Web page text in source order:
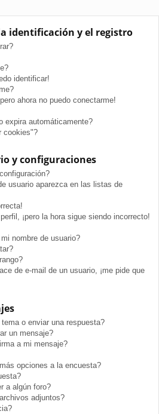
identificación y el registro
identificar!
ahora no puedo conectarme!
expira automáticamente?
cookies"?
y configuraciones
usuario aparezca en las listas de
¡pero la hora sigue siendo incorrecto!
nombre de usuario?
de e-mail de un usuario, ¡me pide que
o enviar una respuesta?
un mensaje?
a mi mensaje?
opciones a la encuesta?
a algún foro?
adjuntos?